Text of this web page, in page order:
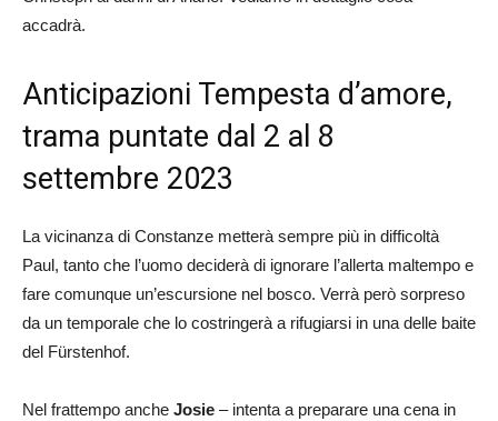
accadrà.
Anticipazioni Tempesta d’amore,
trama puntate dal 2 al 8
settembre 2023
La vicinanza di Constanze metterà sempre più in difficoltà
Paul, tanto che l’uomo deciderà di ignorare l’allerta maltempo e
fare comunque un’escursione nel bosco. Verrà però sorpreso
da un temporale che lo costringerà a rifugiarsi in una delle baite
del Fürstenhof.
Nel frattempo anche Josie – intenta a preparare una cena in